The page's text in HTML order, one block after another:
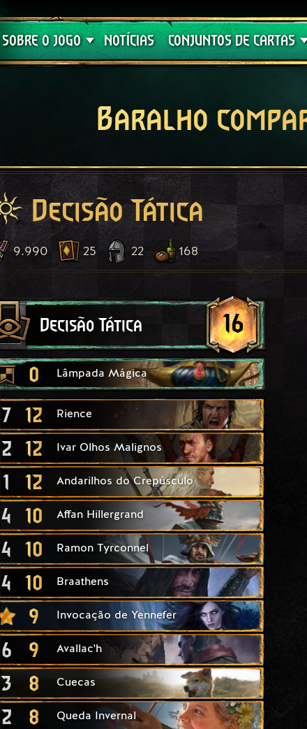
SOBRE O JOGO
Suporte
NOTÍCIAS CONJUNTOS DE CARTAS
Crimson Curse
Baralho
Decisão Tática
9.990 25 22 168
Decisão Tática 16
0 Lâmpada Mágica
7 12 Rience
2 12 Ivar Olhos Malignos
1 12 Andarilhos do Crepúsculo
4 10 Affan Hillergrand
4 10 Ramon Tyrconnel
4 10 Braathens
9 Invocação de Yennefer
6 9 Avallac'h
3 8 Cuecas
2 8 Queda Invernal